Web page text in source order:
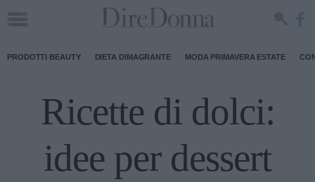
PRODOTTI BEAUTY DIETA DIMAGRANTE MODA PRIMAVERA ESTATE
Ricette di dolci:
idee per dessert